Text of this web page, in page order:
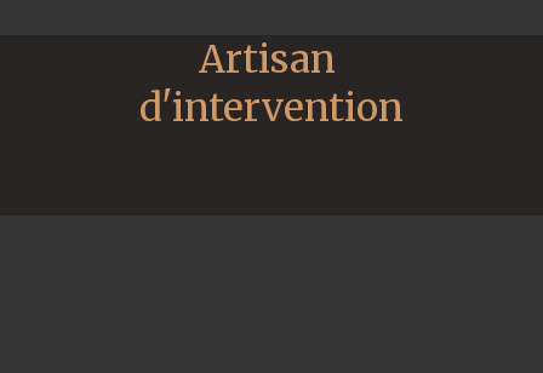
Artisan
d'intervention